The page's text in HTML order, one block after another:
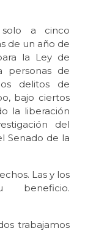
a cinco
de un año de
la Ley de
personas de
delitos de
bajo ciertos
la liberación
del
Senado de la
Las y los
beneficio.
trabajamos